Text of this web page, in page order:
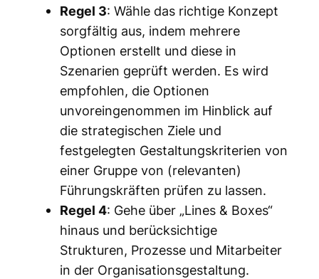
Regel 3: Wähle das richtige Konzept
sorgfältig aus, indem mehrere
Optionen erstellt und diese in
Szenarien geprüft werden. Es wird
empfohlen, die Optionen
unvoreingenommen im Hinblick auf
die strategischen Ziele und
festgelegten Gestaltungskriterien von
einer Gruppe von (relevanten)
Führungskräften prüfen zu lassen.
Regel 4: Gehe über „Lines & Boxes“
hinaus und berücksichtige
Strukturen, Prozesse und Mitarbeiter
in der Organisationsgestaltung.